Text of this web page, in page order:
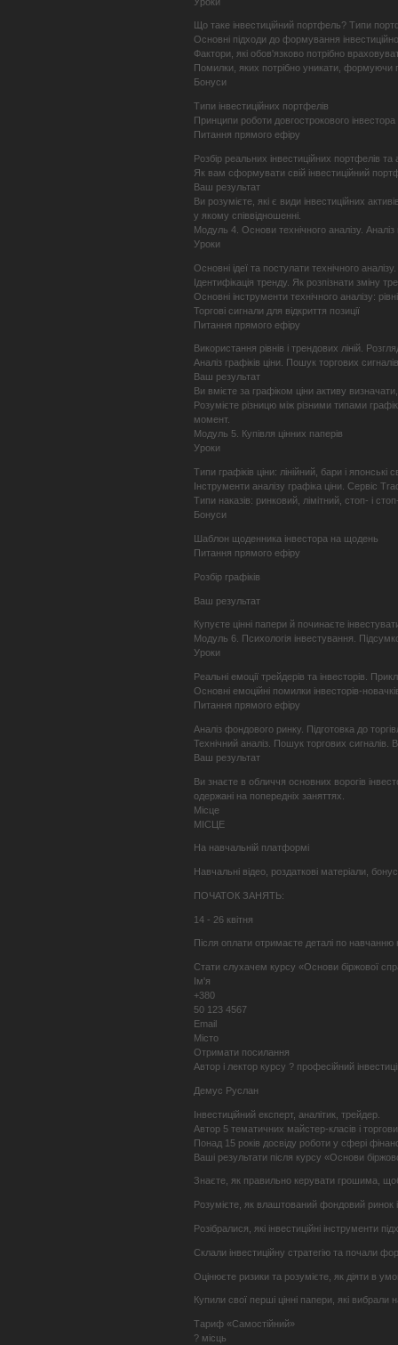
Що таке інвестиційний портфель? Типи
Основні підходи до формування
Фактори, які обов'язково потрібно
Помилки, яких потрібно уникати, формуючи
Бонуси
Типи інвестиційних портфелів
Принципи роботи довгострокового інвестора
Питання прямого ефіру
Розбір реальних інвестиційних портфелів та
Як вам сформувати свій інвестиційний
Ваш результат
Ви розумієте, які є види інвестиційних
у якому співвідношенні.
Модуль 4. Основи технічного аналізу. Аналіз
Уроки
Основні ідеї та постулати технічного аналізу.
Ідентифікація тренду. Як розпізнати зміну
Основні інструменти технічного аналізу: рівні
Торгові сигнали для відкриття позиції
Питання прямого ефіру
Використання рівнів і трендових ліній.
Аналіз графіків ціни. Пошук торгових
Ваш результат
Ви вмієте за графіком ціни активу
Розумієте різницю між різними типами
момент.
Модуль 5. Купівля цінних паперів
Уроки
Типи графіків ціни: лінійний, бари і японські
Інструменти аналізу графіка ціни. Сервіс
Типи наказів: ринковий, лімітний, стоп- і
Бонуси
Шаблон щоденника інвестора на щодень
Питання прямого ефіру
Розбір графіків
Ваш результат
Купуєте цінні папери й починаєте
Модуль 6. Психологія інвестування.
Уроки
Реальні емоції трейдерів та інвесторів.
Основні емоційні помилки інвесторів-
Питання прямого ефіру
Аналіз фондового ринку. Підготовка до
Технічний аналіз. Пошук торгових сигналів.
Ваш результат
Ви знаєте в обличчя основних ворогів
одержані на попередніх заняттях.
Місце
МІСЦЕ
На навчальній платформі
Навчальні відео, роздаткові матеріали,
ПОЧАТОК ЗАНЯТЬ:
14 - 26 квітня
Після оплати отримаєте деталі по
Стати слухачем курсу «Основи біржової
Ім'я
+380
50 123 4567
Email
Місто
Отримати посилання
Автор і лектор курсу ? професійний
Демус Руслан
Інвестиційний експерт, аналітик, трейдер.
Автор 5 тематичних майстер-класів і
Понад 15 років досвіду роботи у сфері
Ваші результати після курсу «Основи
Знаєте, як правильно керувати грошима,
Розумієте, як влаштований фондовий ринок
Розібралися, які інвестиційні інструменти
Склали інвестиційну стратегію та почали
Оцінюєте ризики та розумієте, як діяти в
Купили свої перші цінні папери, які вибрали
Тариф «Самостійний»
? місць